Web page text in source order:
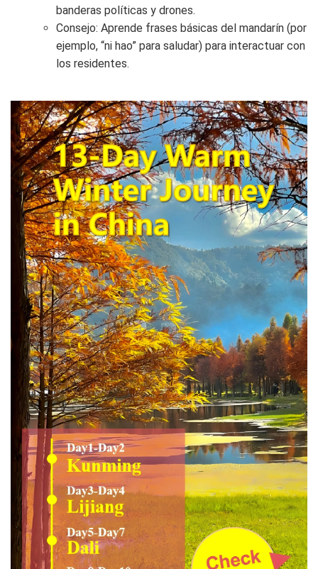
banderas políticas y drones.
Consejo: Aprende frases básicas del mandarín (por
ejemplo, “ni hao” para saludar) para interactuar con
los residentes.